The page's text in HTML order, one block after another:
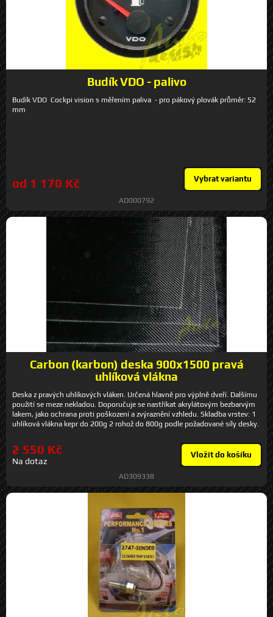
Budík VDO - palivo
Budík VDO Cockpi vision s měřením paliva - pro pákový plovák průměr: 52
mm
od 1 170 Kč Vybrat variantu
AD000792
Carbon (karbon) deska 900x1500 pravá
uhlíková vlákna
Deska z pravých uhlíkových vláken. Určená hlavně pro výplně dveří. Dalšímu
použití se meze nekladou. Doporučuje se nastříkat akrylátovým bezbarvým
lakem, jako ochrana proti poškození a zvýraznění vzhledu. Skladba vrstev: 1
uhlíková vlákna kepr do 200g 2 rohož do 800g podle požadované síly desky.
2 550 Kč
Na dotaz
Vložit do košíku
AD309338